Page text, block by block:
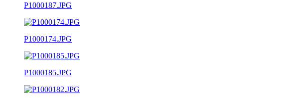
P1000187.JPG
P1000174.JPG
P1000185.JPG